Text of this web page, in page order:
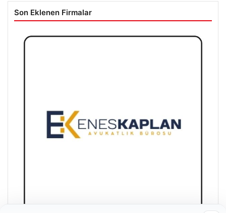
Son Eklenen Firmalar